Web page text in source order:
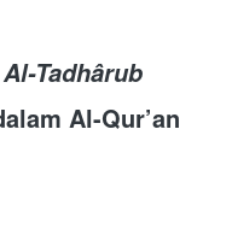
Al-Tadhârub
Al-Qur’an